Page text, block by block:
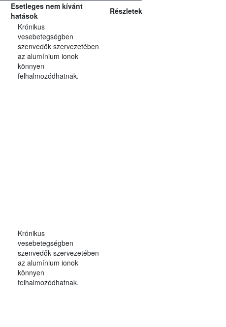
Esetleges nem kívánt
hatások
Részletek
Krónikus
vesebetegségben
szenvedők szervezetében
az alumínium ionok
könnyen
felhalmozódhatnak.
Krónikus
vesebetegségben
szenvedők szervezetében
az alumínium ionok
könnyen
felhalmozódhatnak.